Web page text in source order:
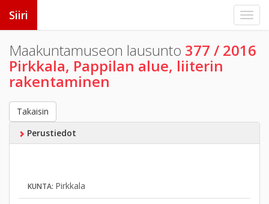
Siiri
Maakuntamuseon lausunto 377 / 2016
Pirkkala, Pappilan alue, liiterin
rakentaminen
Takaisin
Perustiedot
KUNTA: Pirkkala